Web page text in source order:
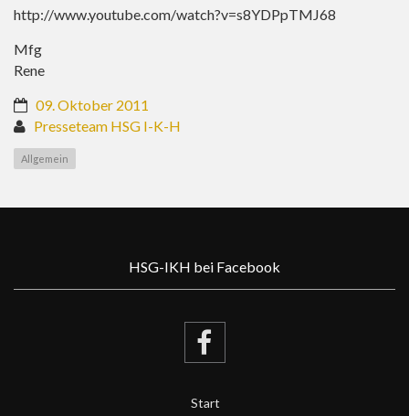
http://www.youtube.com/watch?v=s8YDPpTMJ68
Mfg
Rene
09. Oktober 2011
Presseteam HSG I-K-H
Allgemein
HSG-IKH bei Facebook
Start